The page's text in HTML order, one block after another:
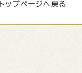
トップページへ戻る